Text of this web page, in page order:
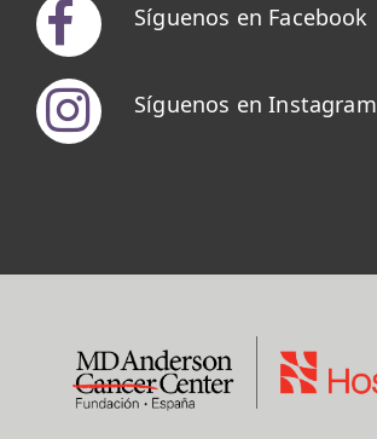
Síguenos en Facebook
Síguenos en Instagram